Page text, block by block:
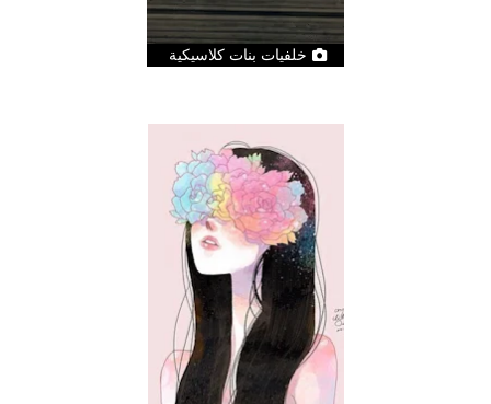
خلفيات بنات كلاسيكية